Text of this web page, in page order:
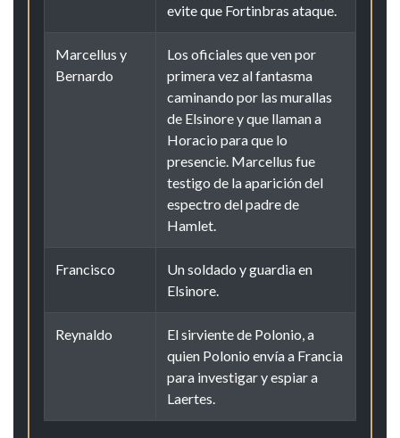
evite que Fortinbras ataque.
Marcellus y
Bernardo
Los oficiales que ven por
primera vez al fantasma
caminando por las murallas
de Elsinore y que llaman a
Horacio para que lo
presencie. Marcellus fue
testigo de la aparición del
espectro del padre de
Hamlet.
Francisco
Un soldado y guardia en
Elsinore.
Reynaldo
El sirviente de Polonio, a
quien Polonio envía a Francia
para investigar y espiar a
Laertes.